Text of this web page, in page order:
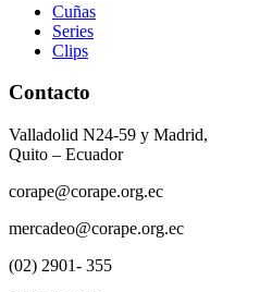
Cuñas
Series
Clips
Contacto
Valladolid N24-59 y Madrid,
Quito – Ecuador
corape@corape.org.ec
mercadeo@corape.org.ec
(02) 2901- 355